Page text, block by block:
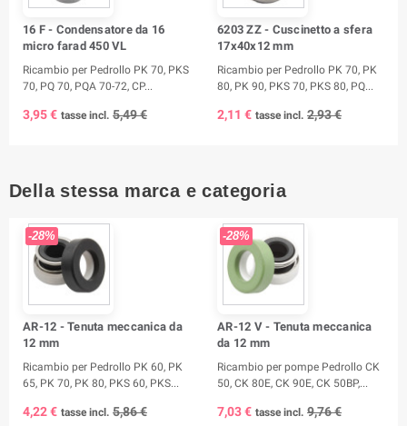
16 F - Condensatore da 16
micro farad 450 VL
Ricambio per Pedrollo PK 70, PKS
70, PQ 70, PQA 70-72, CP...
3,95 € tasse incl. 5,49 €
6203 ZZ - Cuscinetto a sfera
17x40x12 mm
Ricambio per Pedrollo PK 70, PK
80, PK 90, PKS 70, PKS 80, PQ...
2,11 € tasse incl. 2,93 €
Della stessa marca e categoria
-28%
AR-12 - Tenuta meccanica da
12 mm
Ricambio per Pedrollo PK 60, PK
65, PK 70, PK 80, PKS 60, PKS...
4,22 € tasse incl. 5,86 €
-28%
AR-12 V - Tenuta meccanica
da 12 mm
Ricambio per pompe Pedrollo CK
50, CK 80E, CK 90E, CK 50BP,...
7,03 € tasse incl. 9,76 €